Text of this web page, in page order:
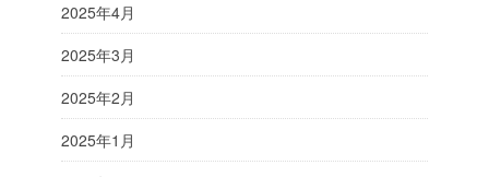
2025年4月
2025年3月
2025年2月
2025年1月